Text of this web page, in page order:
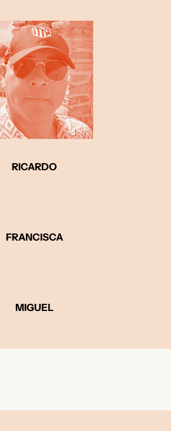
RICARDO
FRANCISCA
MIGUEL